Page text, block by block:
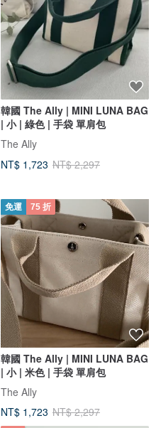
韓國 The Ally | MINI LUNA BAG
| 小 | 綠色 | 手袋 單肩包
The Ally
NT$ 1,723 NT$ 2,297
免運 75 折
韓國 The Ally | MINI LUNA BAG
| 小 | 米色 | 手袋 單肩包
The Ally
NT$ 1,723 NT$ 2,297